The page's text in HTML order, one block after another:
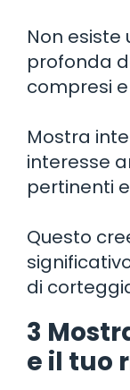
Non esiste
profonda
compresi
Mostra
interesse
pertinenti
Questo
di
3
e il tuo